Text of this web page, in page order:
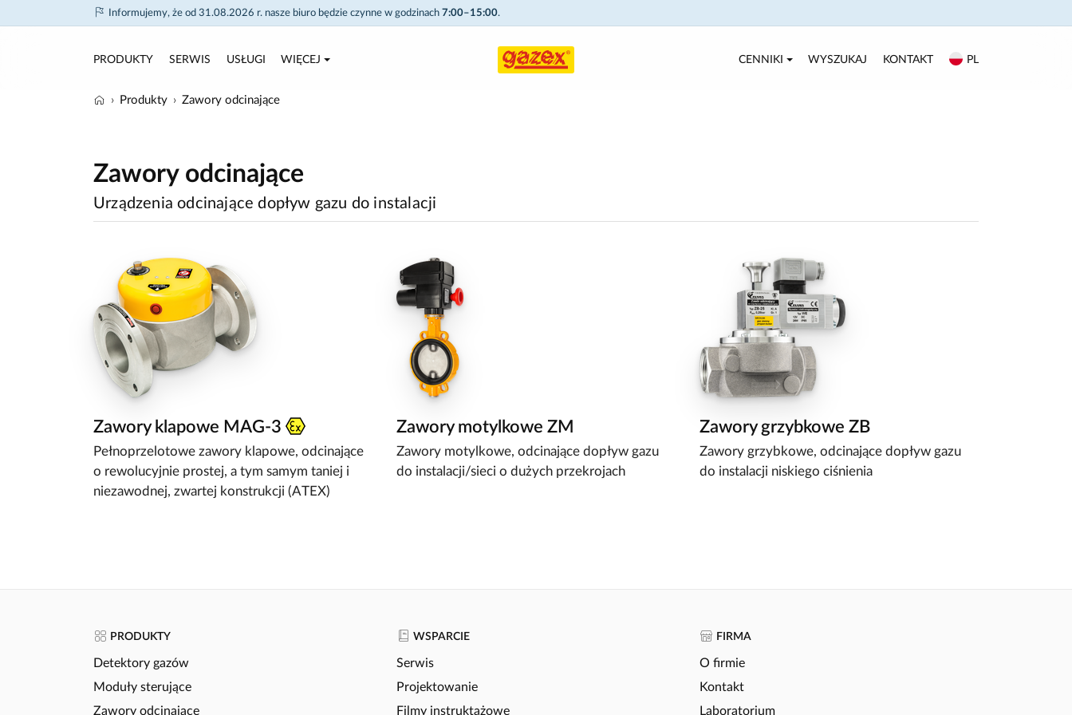
Informujemy, że od 31.08.2026 r. nasze biuro będzie czynne w godzinach 7:00–15:00.
PRODUKTY SERWIS USŁUGI WIĘCEJ CENNIKI WYSZUKAJ KONTAKT PL
Produkty Zawory odcinające
Zawory odcinające
Urządzenia odcinające dopływ gazu do instalacji
Zawory klapowe MAG-3
Pełnoprzelotowe zawory klapowe, odcinające
o rewolucyjnie prostej, a tym samym taniej i
niezawodnej, zwartej konstrukcji (ATEX)
Zawory motylkowe ZM
Zawory motylkowe, odcinające dopływ gazu
do instalacji/sieci o dużych przekrojach
Zawory grzybkowe ZB
Zawory grzybkowe, odcinające dopływ gazu
do instalacji niskiego ciśnienia
PRODUKTY
Detektory gazów
Moduły sterujące
Zawory odcinające
WSPARCIE
Serwis
Projektowanie
Filmy instruktażowe
FIRMA
O firmie
Kontakt
Laboratorium